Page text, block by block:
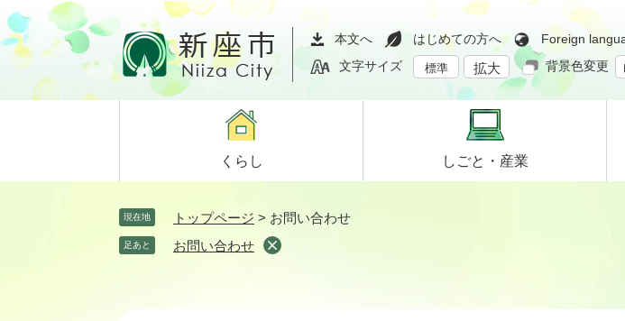
ペ
ー
ジ
メ
ニ
ュ
て
本文へ はじめての方へ Foreign
文字サイズ
標準 拡大 背景色変更
くらし しごと・ 産業
現在地 トップページ > お問い合わせ
足あと お問い合わせ